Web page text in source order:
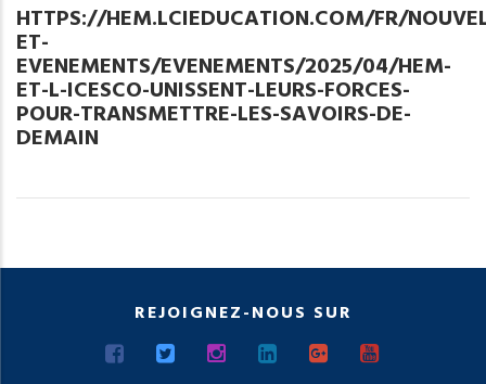
HTTPS://HEM.LCIEDUCATION.COM/FR/
ET-
EVENEMENTS/EVENEMENTS/2025/04/HEM-
ET-L-ICESCO-UNISSENT-LEURS-FORCES-
POUR-TRANSMETTRE-LES-SAVOIRS-DE-
DEMAIN
REJOIGNEZ-NOUS SUR